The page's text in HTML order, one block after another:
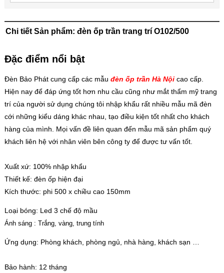
Chi tiết Sản phẩm: đèn ốp trần trang trí O102/500
Đặc điểm nổi bật
Đèn Bảo Phát cung cấp các mẫu đèn ốp trần Hà Nộicao cấp.
Hiện nay để đáp ứng tốt hơn nhu cầu cũng như mắt thẩm mỹ trang
trí của người sử dụng chúng tôi nhập khẩu rất nhiều mẫu mã đèn
cới những kiểu dáng khác nhau, tạo điều kiện tốt nhất cho khách
hàng của mình. Mọi vấn đề liên quan đến mẫu mã sản phẩm quý
khách liên hệ với nhân viên bên công ty để được tư vấn tốt.
Xuất xứ: 100% nhập khẩu
Thiết kế: đèn ốp hiện đại
Kích thước: phi 500 x chiều cao 150mm
Loại bóng: Led 3 chế độ mầu
Ánh sáng : Trắng, vàng, trung tính
Ứng dụng: Phòng khách, phòng ngủ, nhà hàng, khách sạn …
Bảo hành: 12 tháng